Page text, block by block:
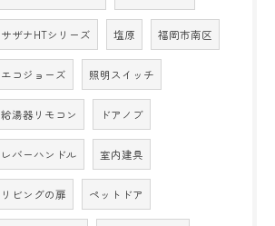
サザナHTシリーズ 塩原 福岡市南区
エコジョーズ 照明スイッチ
給湯器リモコン ドアノブ
レバーハンドル 室内建具
リビングの扉 ペットドア